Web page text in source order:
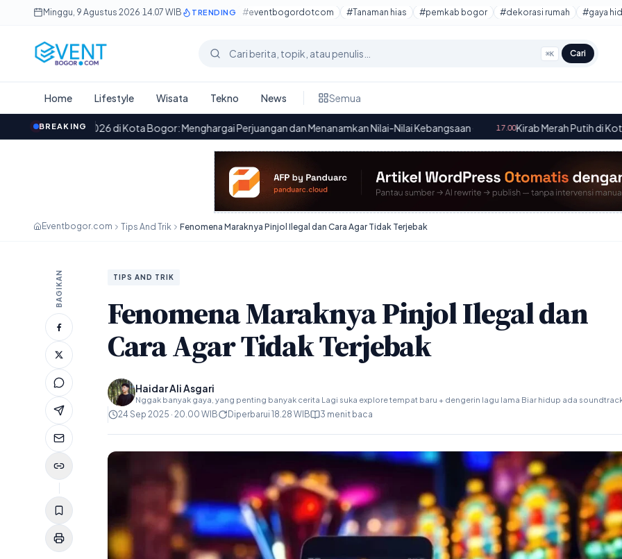
Lewati ke konten utama
Minggu, 9 Agustus 2026·14.07 WIB TRENDING #eventbogordotcom #Tanaman hias #pemkab bogor #dekorasi rumah #gaya
Cari berita ⌘K Cari
Home Lifestyle Wisata Tekno News Semua
BREAKING
di Kota Bogor: Menghargai Perjuangan dan Menanamkan Nilai-Nilai Kebangsaan· 17.00Kirab Merah Putih di Kota Bogor:
Eventbogor.com Tips And Trik Fenomena Maraknya Pinjol Ilegal dan Cara Agar Tidak Terjebak
BAGIKAN TIPS AND TRIK
Fenomena Maraknya Pinjol Ilegal dan
Cara Agar Tidak Terjebak
Haidar Ali Asgari
Nggak banyak gaya, yang penting banyak cerita Lagi suka explore tempat baru + dengerin lagu lama Biar hidup ada
24 Sep 2025 · 20.00 WIB Diperbarui 18.28 WIB 3 menit baca